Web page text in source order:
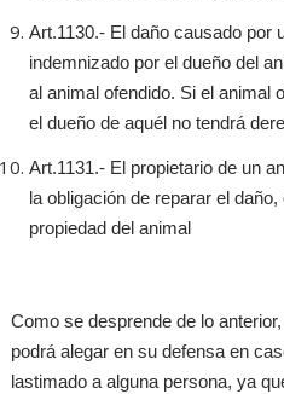
Art.1130.- El daño causado por
indemnizado por el dueño del
al animal ofendido. Si el animal
el dueño de aquél no tendrá
Art.1131.- El propietario de un
la obligación de reparar el
propiedad del animal
Como se desprende de lo
podrá alegar en su defensa en
lastimado a alguna persona, ya